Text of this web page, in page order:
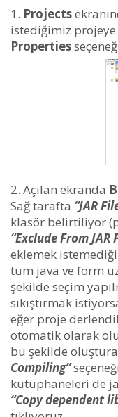
Projects
istediğimiz projeye
Properties
Açılan ekranda
Sağ tarafta “JAR
klasör belirtiliyor
“Exclude From JAR
eklemek
tüm java ve form
şekilde seçim
sıkıştırmak
eğer proje
otomatik olarak
bu şekilde
Compiling”
kütüphaneleri de
“Copy dependent